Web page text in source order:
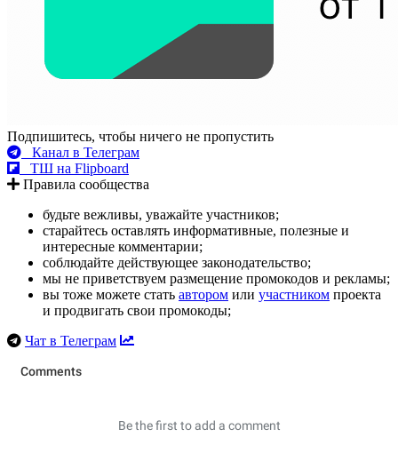
Подпишитесь, чтобы ничего не пропустить
Канал в Телеграм
ТШ на Flipboard
Правила сообщества
будьте вежливы, уважайте участников;
старайтесь оставлять информативные, полезные и
интересные комментарии;
соблюдайте действующее законодательство;
мы не приветствуем размещение промокодов и рекламы;
вы тоже можете стать автором или участником проекта
и продвигать свои промокоды;
Чат в Телеграм